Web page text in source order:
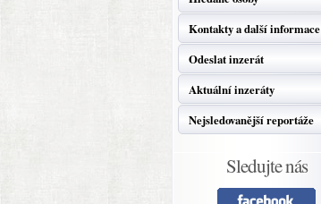
Kontakty a další informace
Odeslat inzerát
Aktuální inzeráty
Nejsledovanější reportáže
Sledujte nás